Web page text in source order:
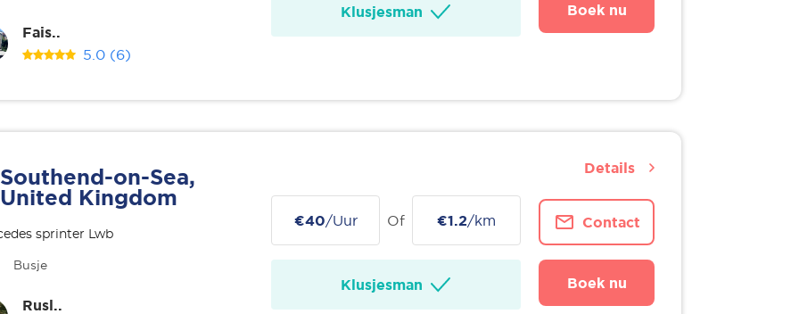
Fais..
5.0 (6)
Klusjesman Boek nu
Southend-on-Sea,
United Kingdom
sprinter Lwb
Busje
Rusl..
€40/Uur Of €1.2/km
Klusjesman
Contact
Boek nu
Details